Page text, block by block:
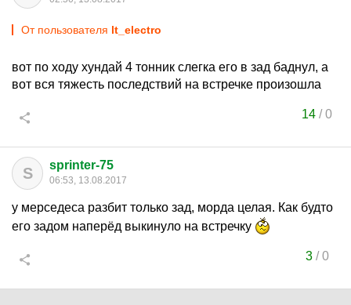
От пользователя lt_electro
вот по ходу хундай 4 тонник слегка его в зад баднул, а
вот вся тяжесть последствий на встречке произошла
14 /0
S sprinter-75
06:53, 13.08.2017
у мерседеса разбит только зад, морда целая. Как будто
его задом наперёд выкинуло на встречку
3/0